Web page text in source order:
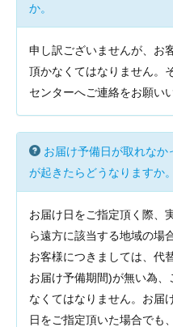
か。
申し訳ございませんが、お
頂かなくてはなりません。
センターへご連絡をお願い
お届け予備日が取れな
が起きたらどうなりますか。
お届け日をご指定頂く際、
ら遠方に該当する地域の場
お客様につきましては、代
お届け予備期間)が無い為
なくてはなりません。お届
日をご指定頂いた場合でも